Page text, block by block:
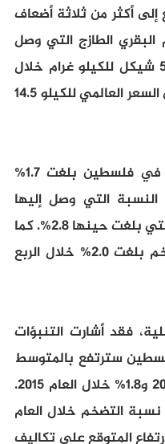
أكثر من ثلاثة أضعاف
البقري الطازج التي وصل
سعرها في فلسطين أكثر من 51 شيكل للكيلو غرام خلال
الربع الرابع 2013 بينما لم يتعدى السعر العالمي للكيلو 14.5
وذكر التقرير أن نسبة التضخم في فلسطين بلغت 1.7%
عن النسبة التي وصل إليها
معدل التضخم في العام 2012 والتي بلغت حينها 2.8%. كما
أشار التقرير إلى أن نسبة التضخم بلغت 2.0% خلال الربع
فقد أشارت التنبؤات
سترتفع بالمتوسط
بما نسبته 2.2% خلال العام 2014 و1.8% خلال العام 2015.
نسبة التضخم خلال العام
انعكاساً للارتفاع المتوقع على تكاليف